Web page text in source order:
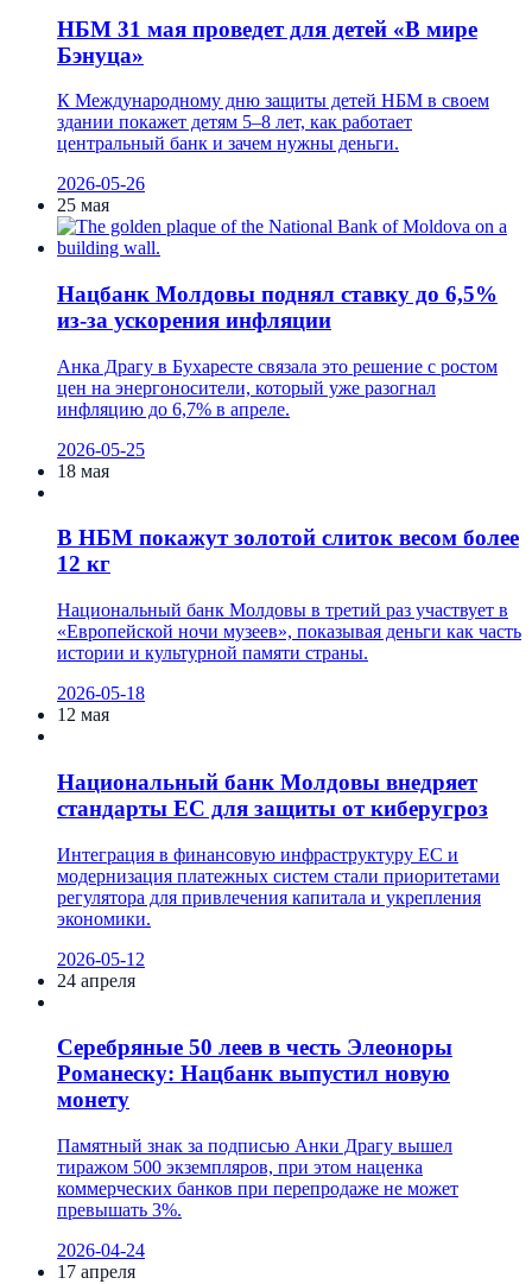
НБМ 31 мая проведет для детей «В мире
Бэнуца»
К Международному дню защиты детей НБМ в своем
здании покажет детям 5–8 лет, как работает
центральный банк и зачем нужны деньги.
2026-05-26
25 мая
Нацбанк Молдовы поднял ставку до 6,5%
из-за ускорения инфляции
Анка Драгу в Бухаресте связала это решение с ростом
цен на энергоносители, который уже разогнал
инфляцию до 6,7% в апреле.
2026-05-25
18 мая
В НБМ покажут золотой слиток весом более
12 кг
Национальный банк Молдовы в третий раз участвует в
«Европейской ночи музеев», показывая деньги как часть
истории и культурной памяти страны.
2026-05-18
12 мая
Национальный банк Молдовы внедряет
стандарты ЕС для защиты от киберугроз
Интеграция в финансовую инфраструктуру ЕС и
модернизация платежных систем стали приоритетами
регулятора для привлечения капитала и укрепления
экономики.
2026-05-12
24 апреля
Серебряные 50 леев в честь Элеоноры
Романеску: Нацбанк выпустил новую
монету
Памятный знак за подписью Анки Драгу вышел
тиражом 500 экземпляров, при этом наценка
коммерческих банков при перепродаже не может
превышать 3%.
2026-04-24
17 апреля